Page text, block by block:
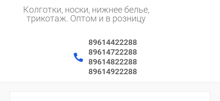
Колготки, носки, нижнее белье,
трикотаж. Оптом и в розницу
89614422288
89614722288
89614822288
89614922288